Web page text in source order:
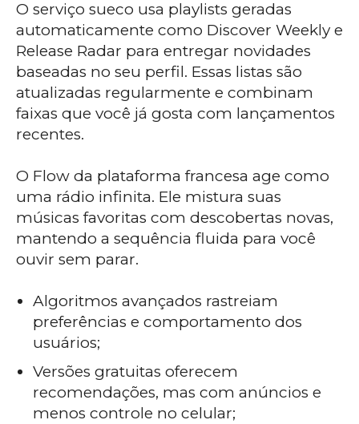
O serviço sueco usa playlists geradas
automaticamente como Discover Weekly e
Release Radar para entregar novidades
baseadas no seu perfil. Essas listas são
atualizadas regularmente e combinam
faixas que você já gosta com lançamentos
recentes.
O Flow da plataforma francesa age como
uma rádio infinita. Ele mistura suas
músicas favoritas com descobertas novas,
mantendo a sequência fluida para você
ouvir sem parar.
Algoritmos avançados rastreiam
preferências e comportamento dos
usuários;
Versões gratuitas oferecem
recomendações, mas com anúncios e
menos controle no celular;